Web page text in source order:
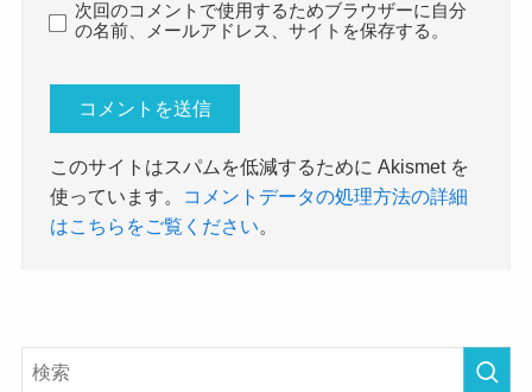
次回のコメントで使用するためブラウザーに自分
の名前、メールアドレス、サイトを保存する。
このサイトはスパムを低減するために Akismet を
使っています。
コメントデータの処理方法の詳細
はこちらをご覧ください。